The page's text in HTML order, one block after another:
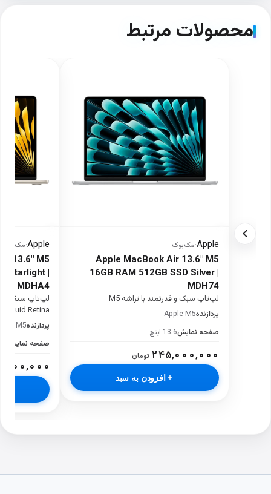
محصولات مرتبط
Apple
·مک‌بوک
Apple MacBook Air 13.6" M5
16GB RAM 512GB SSD Silver |
MDH74
لپ‌تاپ سبک و قدرتمند با تراشه M5
پردازندهApple M5
صفحه نمایش13.6 اینچ
۲۴۵,۰۰۰,۰۰۰ تومان
افزودن به سبد
Apple
·مک‌بوک
13.6" M5
Starlight |
MDHA4
Liquid Retina
پردازندهM5
صفحه نمایش